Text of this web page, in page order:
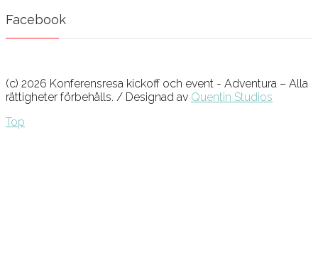
Facebook
(c) 2026 Konferensresa kickoff och event - Adventura – Alla
rättigheter förbehålls. / Designad av Quentin Studios
Top